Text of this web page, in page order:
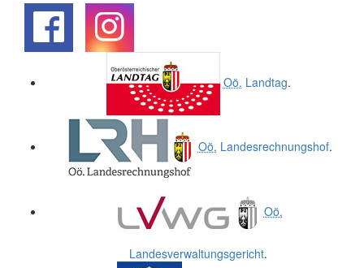
Oö. Landtag.
Oö. Landesrechnungshof.
Oö.
Landesverwaltungsgericht.